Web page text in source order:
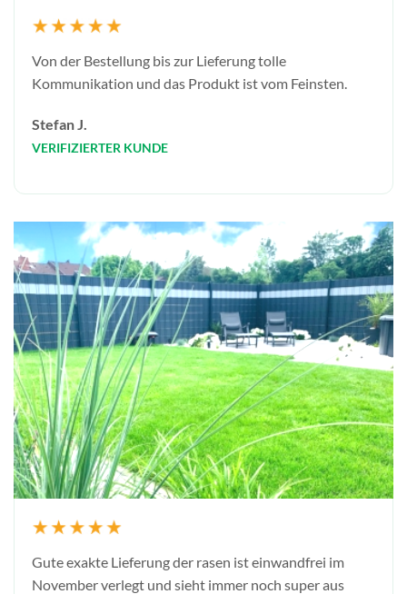
Von der Bestellung bis zur Lieferung tolle
Kommunikation und das Produkt ist vom Feinsten.
Stefan J.
VERIFIZIERTER KUNDE
Gute exakte Lieferung der rasen ist einwandfrei im
November verlegt und sieht immer noch super aus